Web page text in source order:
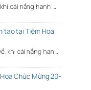
cái nắng hanh …
tao tại Tiệm Hoa
khi cái nắng han…
Chúc Mừng 20-